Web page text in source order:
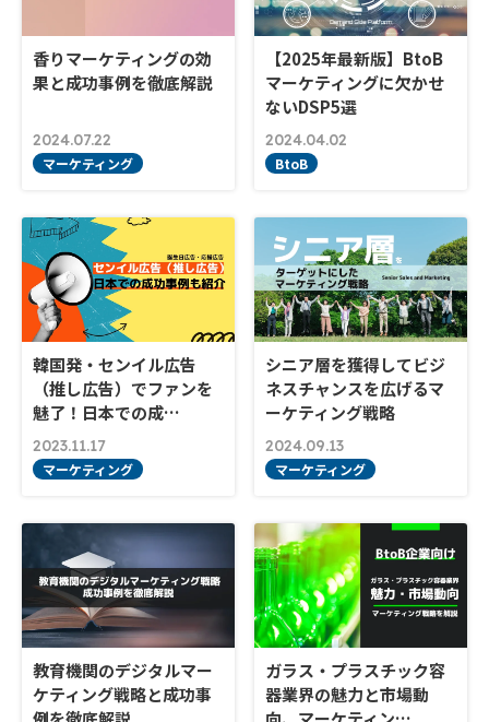
香りマーケティングの効
果と成功事例を徹底解説
2024.07.22
マーケティング
【2025年最新版】BtoB
マーケティングに欠かせ
ないDSP5選
2024.04.02
BtoB
韓国発・センイル広告
（推し広告）でファンを
魅了！日本での成…
2023.11.17
マーケティング
シニア層を獲得してビジ
ネスチャンスを広げるマ
ーケティング戦略
2024.09.13
マーケティング
教育機関のデジタルマー
ケティング戦略と成功事
ガラス・プラスチック容
器業界の魅力と市場動